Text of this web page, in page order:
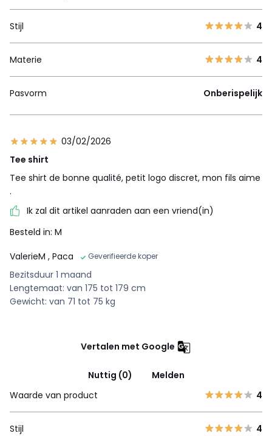
Stijl 4
Materie 4
Pasvorm Onberispelijk
03/02/2026
Tee shirt
Tee shirt de bonne qualité, petit logo discret, mon fils aime
.
Ik zal dit artikel aanraden aan een vriend(in)
Besteld in: M
ValerieM , Paca Geverifieerde koper
Bezitsduur 1 maand
Lengtemaat: van 175 tot 179 cm
Gewicht: van 71 tot 75 kg
Vertalen met Google
Nuttig (0)
Melden
Waarde van product
4
Stijl 4